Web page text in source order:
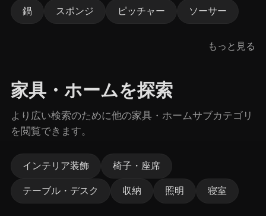
鍋 スポンジ ピッチャー ソーサー
もっと見る
家具・ホームを探索
より広い検索のために他の家具・ホームサブカテゴリ
を閲覧できます。
インテリア装飾 椅子・座席
テーブル・デスク 収納 照明 寝室